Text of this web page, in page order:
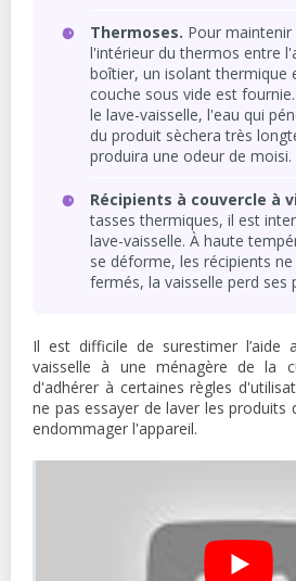
Thermoses. Pour maintenir
l'intérieur du thermos entre
boîtier, un isolant thermique
couche sous vide est
le lave-vaisselle, l'eau qui
du produit sèchera très
produira une odeur de moisi.
Récipients à couvercle à
tasses thermiques, il est
lave-vaisselle. À haute
se déforme, les récipients
fermés, la vaisselle perd ses
Il est difficile de surestimer l’aide
vaisselle à une ménagère de la
d'adhérer à certaines règles
ne pas essayer de laver les
endommager l'appareil.